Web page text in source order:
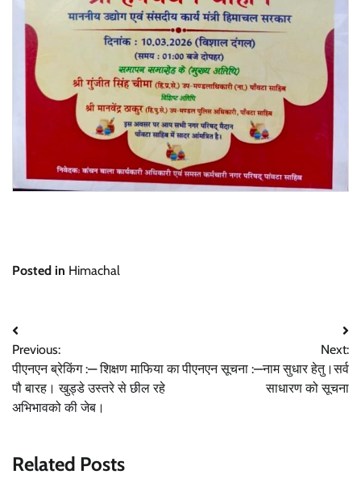
Posted in Himachal
Post
navigation
Previous:
पीएनएन ब्रेकिंग :— शिक्षण माफिया का
पौ बारह। खुड्डे उस्तरे से छील रहे
अभिभावको की जेब।
Next:
पीएनएन सूचना :—नाम सुधार हेतु।सर्व
साधारण को सूचना
Related Posts